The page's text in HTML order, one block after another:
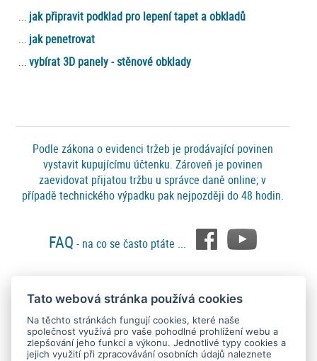
... jak připravit podklad pro lepení tapet a obkladů
... jak penetrovat
...vybírat 3D panely - stěnové obklady
Podle zákona o evidenci tržeb je prodávající povinen
vystavit kupujícímu účtenku. Zároveň je povinen
zaevidovat přijatou tržbu u správce daně online; v
případě technického výpadku pak nejpozději do 48 hodin.
FAQ - na co se často ptáte ...
Platební metody
Tato webová stránka používá cookies
Na těchto stránkách fungují cookies, které naše
společnost využívá pro vaše pohodlné prohlížení webu a
zlepšování jeho funkcí a výkonu. Jednotlivé typy cookies a
jejich využití při zpracovávání osobních údajů naleznete